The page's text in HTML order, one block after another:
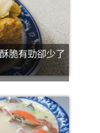
脆有勁卻少了